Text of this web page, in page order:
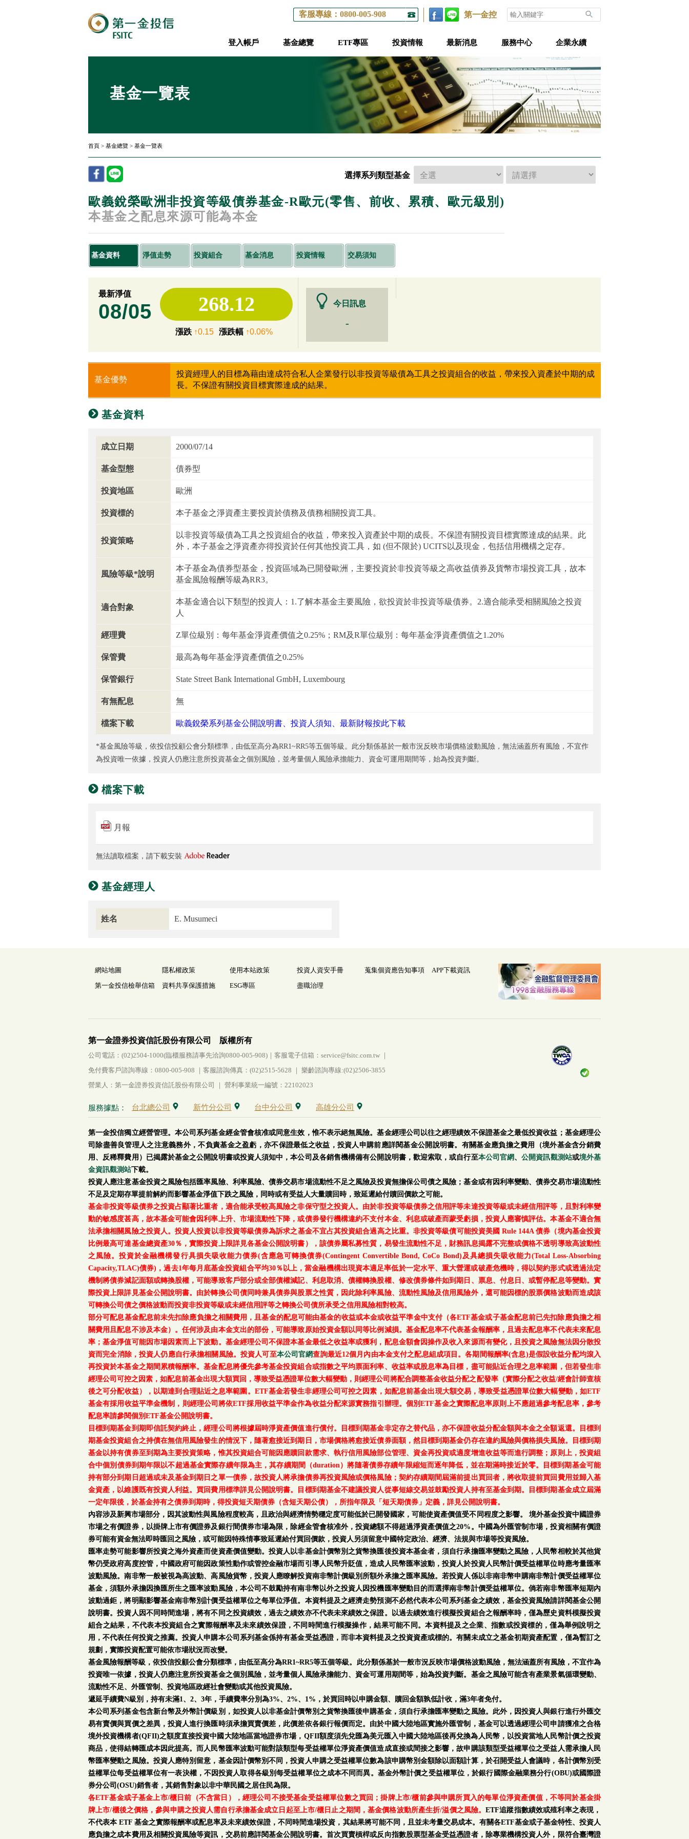
第一金控
客服專線：0800-005-908
登入帳戶 基金總覽 ETF專區 投資情報 最新消息 服務中心 企業永續
基金一覽表
首頁 > 基金總覽 > 基金一覽表
選擇系列類型基金
歐義銳榮歐洲非投資等級債券基金-R歐元(零售、前收、累積、歐元級別)
本基金之配息來源可能為本金
基金資料 淨值走勢 投資組合 基金消息 投資情報 交易須知
最新淨值
08/05 268.12
漲跌↑0.15 漲跌幅↑0.06%
今日訊息
-
基金優勢
投資經理人的目標為藉由達成符合私人企業發行以非投資等級債為工具之投資組合的收益，帶來投入資產於中期的成
長。不保證有關投資目標實際達成的結果。
基金資料
成立日期 2000/07/14
基金型態 債券型
投資地區 歐洲
投資標的 本子基金之淨資產主要投資於債務及債務相關投資工具。
投資策略
以非投資等級債為工具之投資組合的收益，帶來投入資產於中期的成長。不保證有關投資目標實際達成的結果。此
外，本子基金之淨資產亦得投資於任何其他投資工具，如 (但不限於) UCITS以及現金，包括信用機構之定存。
風險等級*說明
本子基金為債券型基金，投資區域為已開發歐洲，主要投資於非投資等級之高收益債券及貨幣市場投資工具，故本
基金風險報酬等級為RR3。
適合對象
本基金適合以下類型的投資人：1.了解本基金主要風險，欲投資於非投資等級債券。2.適合能承受相關風險之投資
人
經理費 Z單位級別：每年基金淨資產價值之0.25%；RM及R單位級別：每年基金淨資產價值之1.20%
保管費 最高為每年基金淨資產價值之0.25%
保管銀行 State Street Bank International GmbH, Luxembourg
有無配息 無
檔案下載 歐義銳榮系列基金公開說明書、投資人須知、最新財報按此下載
*基金風險等級，依投信投顧公會分類標準，由低至高分為RR1~RR5等五個等級。此分類係基於一般市況反映市場價格波動風險，無法涵蓋所有風險，不宜作
為投資唯一依據，投資人仍應注意所投資基金之個別風險，並考量個人風險承擔能力、資金可運用期間等，始為投資判斷。
檔案下載
月報
無法讀取檔案，請下載安裝
基金經理人
姓名 E. Musumeci
網站地圖 隱私權政策 使用本站政策 投資人資安手冊 蒐集個資應告知事項
APP下載資訊
第一金投信檢舉信箱
資料共享保護措施 ESG專區 盡職治理
第一金證券投資信託股份有限公司 版權所有
公司電話：(02)2504-1000(臨櫃服務請事先洽詢0800-005-908)｜客服電子信箱：service@fsitc.com.tw ｜
免付費客戶諮詢專線：0800-005-908 ｜客服諮詢傳真：(02)2515-5628 ｜ 樂齡諮詢專線:(02)2506-3855
營業人：第一金證券投資信託股份有限公司 ｜ 營利事業統一編號：22102023
服務據點： 台北總公司 新竹分公司 台中分公司 高雄分公司
第一金投信獨立經營管理。本公司系列基金經金管會核准或同意生效，惟不表示絕無風險。基金經理公司以往之經理績效不保證基金之最低投資收益；基金經理公
司除盡善良管理人之注意義務外，不負責基金之盈虧，亦不保證最低之收益，投資人申購前應詳閱基金公開說明書。有關基金應負擔之費用（境外基金含分銷費
用、反稀釋費用）已揭露於基金之公開說明書或投資人須知中，本公司及各銷售機構備有公開說明書，歡迎索取，或自行至本公司官網、公開資訊觀測站或境外基
金資訊觀測站下載。
投資人應注意基金投資之風險包括匯率風險、利率風險、債券交易市場流動性不足之風險及投資無擔保公司債之風險；基金或有因利率變動、債券交易市場流動性
不足及定期存單提前解約而影響基金淨值下跌之風險，同時或有受益人大量贖回時，致延遲給付贖回價款之可能。
基金非投資等級債券之投資占顯著比重者，適合能承受較高風險之非保守型之投資人。由於非投資等級債券之信用評等未達投資等級或未經信用評等，且對利率變
動的敏感度甚高，故本基金可能會因利率上升、市場流動性下降，或債券發行機構違約不支付本金、利息或破產而蒙受虧損，投資人應審慎評估。本基金不適合無
法承擔相關風險之投資人。投資人投資以非投資等級債券為訴求之基金不宜占其投資組合過高之比重。非投資等級債可能投資美國 Rule 144A 債券（境內基金投資
比例最高可達基金總資產30％，實際投資上限詳見各基金公開說明書），該債券屬私募性質，易發生流動性不足，財務訊息揭露不完整或價格不透明導致高波動性
之風險。投資於金融機構發行具損失吸收能力債券(含應急可轉換債券(Contingent Convertible Bond, CoCo Bond)及具總損失吸收能力(Total Loss-Absorbing
Capacity,TLAC)債券)，過去1年每月底基金投資組合平均30％以上，當金融機構出現資本適足率低於一定水平、重大營運或破產危機時，得以契約形式或透過法定
機制將債券減記面額或轉換股權，可能導致客戶部分或全部債權減記、利息取消、債權轉換股權、修改債券條件如到期日、票息、付息日、或暫停配息等變動。實
際投資上限詳見基金公開說明書。由於轉換公司債同時兼具債券與股票之性質，因此除利率風險、流動性風險及信用風險外，還可能因標的股票價格波動而造成該
可轉換公司債之價格波動而投資非投資等級或未經信用評等之轉換公司債所承受之信用風險相對較高。
部分可配息基金配息前未先扣除應負擔之相關費用，且基金的配息可能由基金的收益或本金或收益平準金中支付（各ETF基金或子基金配息前已先扣除應負擔之相
關費用且配息不涉及本金）。任何涉及由本金支出的部份，可能導致原始投資金額以同等比例減損。基金配息率不代表基金報酬率，且過去配息率不代表未來配息
率；基金淨值可能因市場因素而上下波動。基金經理公司不保證本基金最低之收益率或獲利，配息金額會因操作及收入來源而有變化，且投資之風險無法因分散投
資而完全消除，投資人仍應自行承擔相關風險。投資人可至本公司官網查詢最近12個月內由本金支付之配息組成項目。各期間報酬率(含息)是假設收益分配均滾入
再投資於本基金之期間累積報酬率。基金配息將優先參考基金投資組合或指數之平均票面利率、收益率或股息率為目標，盡可能貼近合理之息率範圍，但若發生非
經理公司可控之因素，如配息前基金出現大額買回，導致受益憑證單位數大幅變動，則經理公司將配合調整基金收益分配之配發率（實際分配之收益/經會計師查核
後之可分配收益），以期達到合理貼近之息率範圍。ETF基金若發生非經理公司可控之因素，如配息前基金出現大額交易，導致受益憑證單位數大幅變動，如ETF
基金有採用收益平準金機制，則經理公司將依ETF採用收益平準金作為收益分配來源實務指引辦理。個別ETF基金之實際配息率原則上不應超過參考配息率，參考
配息率請參閱個別ETF基金公開說明書。
目標到期基金到期即信託契約終止，經理公司將根據屆時淨資產價值進行償付。目標到期基金非定存之替代品，亦不保證收益分配金額與本金之全額返還。目標到
期基金投資組合之持債在無信用風險發生的情況下，隨著愈接近到期日，市場價格將愈接近債券面額，然目標到期基金仍存在違約風險與價格損失風險。目標到期
基金以持有債券至到期為主要投資策略，惟其投資組合可能因應贖回款需求、執行信用風險部位管理、資金再投資或適度增進收益等而進行調整；原則上，投資組
合中個別債券到期年限以不超過基金實際存續年限為主，其存續期間（duration）將隨著債券存續年限縮短而逐年降低，並在期滿時接近於零。目標到期基金可能
持有部分到期日超過或未及基金到期日之單一債券，故投資人將承擔債券再投資風險或價格風險；契約存續期間屆滿前提出買回者，將收取提前買回費用並歸入基
金資產，以維護既有投資人利益。買回費用標準詳見公開說明書。目標到期基金不建議投資人從事短線交易並鼓勵投資人持有至基金到期。目標到期基金成立屆滿
一定年限後，於基金持有之債券到期時，得投資短天期債券（含短天期公債），所指年限及「短天期債券」定義，詳見公開說明書。
內容涉及新興市場部分，因其波動性與風險程度較高，且政治與經濟情勢穩定度可能低於已開發國家，可能使資產價值受不同程度之影響。 境外基金投資中國證券
市場之有價證券，以掛牌上市有價證券及銀行間債券市場為限，除經金管會核准外，投資總額不得超過淨資產價值之20%。中國為外匯管制市場，投資相關有價證
券可能有資金無法即時匯回之風險，或可能因特殊情事致延遲給付買回價款，投資人另須留意中國特定政治、經濟、法規與巿場等投資風險。
匯率走勢可能影響所投資之海外資產而使資產價值變動。投資人以非基金計價幣別之貨幣換匯後投資本基金者，須自行承擔匯率變動之風險，人民幣相較於其他貨
幣仍受政府高度控管，中國政府可能因政策性動作或管控金融市場而引導人民幣升貶值，造成人民幣匯率波動，投資人於投資人民幣計價受益權單位時應考量匯率
波動風險。南非幣一般被視為高波動、高風險貨幣，投資人應瞭解投資南非幣計價級別所額外承擔之匯率風險。若投資人係以非南非幣申購南非幣計價受益權單位
基金，須額外承擔因換匯所生之匯率波動風險，本公司不鼓勵持有南非幣以外之投資人因投機匯率變動目的而選擇南非幣計價受益權單位。倘若南非幣匯率短期內
波動過鉅，將明顯影響基金南非幣別計價受益權單位之每單位淨值。本資料提及之經濟走勢預測不必然代表本公司系列基金之績效，基金投資風險請詳閱基金公開
說明書。投資人因不同時間進場，將有不同之投資績效，過去之績效亦不代表未來績效之保證。以過去績效進行模擬投資組合之報酬率時，僅為歷史資料模擬投資
組合之結果，不代表本投資組合之實際報酬率及未來績效保證，不同時間進行模擬操作，結果可能不同。本資料提及之企業、指數或投資標的，僅為舉例說明之
用，不代表任何投資之推薦。投資人申購本公司系列基金係持有基金受益憑證，而非本資料提及之投資資產或標的。有關未成立之基金初期資產配置，僅為暫訂之
規劃，實際投資配置可能依市場狀況而改變。
基金風險報酬等級，依投信投顧公會分類標準，由低至高分為RR1~RR5等五個等級。此分類係基於一般市況反映市場價格波動風險，無法涵蓋所有風險，不宜作為
投資唯一依據，投資人仍應注意所投資基金之個別風險，並考量個人風險承擔能力、資金可運用期間等，始為投資判斷。基金之風險可能含有產業景氣循環變動、
流動性不足、外匯管制、投資地區政經社會變動或其他投資風險。
遞延手續費N級別，持有未滿1、2、3年，手續費率分別為3%、2%、1%，於買回時以申購金額、贖回金額孰低計收，滿3年者免付。
本公司系列基金包含新台幣及外幣計價級別，如投資人以非基金計價幣別之貨幣換匯後申購基金，須自行承擔匯率變動之風險。此外，因投資人與銀行進行外匯交
易有賣價與買價之差異，投資人進行換匯時須承擔買賣價差，此價差依各銀行報價而定。由於中國大陸地區實施外匯管制，基金可以透過經理公司申請獲准之合格
境外投資機構者(QFII)之額度直接投資中國大陸地區當地證券市場，QFII額度須先兌匯為美元匯入中國大陸地區後再兌換為人民幣，以投資當地人民幣計價之投資
商品，使得結轉匯成本因此提高。而人民幣匯率波動可能對該類型每受益權單位淨資產價值造成直接或間接之影響，故申購該類型受益權單位之受益人需承擔人民
幣匯率變動之風險。投資人應特別留意，基金因計價幣別不同，投資人申購之受益權單位數為該申購幣別金額除以面額計算，於召開受益人會議時，各計價幣別受
益權單位每受益權單位有一表決權，不因投資人取得各級別每受益權單位之成本不同而異。基金外幣計價之受益權單位，於銀行國際金融業務分行(OBU)或國際證
券分公司(OSU)銷售者，其銷售對象以非中華民國之居住民為限。
各ETF基金或子基金上市/櫃日前（不含當日），經理公司不接受基金受益權單位數之買回；掛牌上市/櫃前參與申購所買入的每單位淨資產價值，不等同於基金掛
牌上市/櫃後之價格，參與申購之投資人需自行承擔基金成立日起至上市/櫃日止之期間，基金價格波動所產生折/溢價之風險。ETF追蹤指數績效或殖利率之表現，
不代表本 ETF 基金之實際報酬率或配息率及未來績效保證，不同時間進場投資，其結果將可能不同，且並未考量交易成本。有關各ETF基金或子基金特性、投資人
應負擔之成本費用及相關投資風險等資訊，交易前應詳閱基金公開說明書。首次買賣槓桿或反向指數股票型基金受益憑證者，除專業機構投資人外，限符合臺灣證